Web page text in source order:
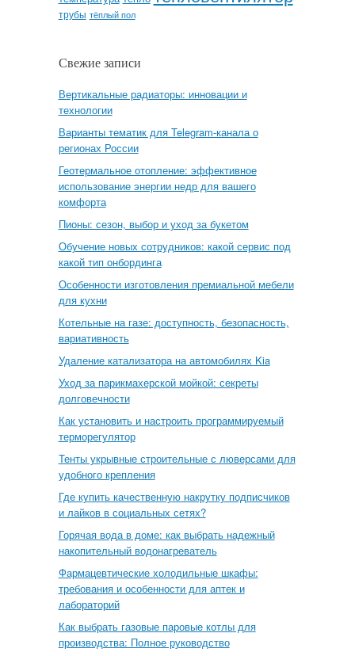
трубы тёплый пол
Свежие записи
Вертикальные радиаторы: инновации и
технологии
Варианты тематик для Telegram-канала о
регионах России
Геотермальное отопление: эффективное
использование энергии недр для вашего
комфорта
Пионы: сезон, выбор и уход за букетом
Обучение новых сотрудников: какой сервис под
какой тип онбординга
Особенности изготовления премиальной мебели
для кухни
Котельные на газе: доступность, безопасность,
вариативность
Удаление катализатора на автомобилях Kia
Уход за парикмахерской мойкой: секреты
долговечности
Как установить и настроить программируемый
терморегулятор
Тенты укрывные строительные с люверсами для
удобного крепления
Где купить качественную накрутку подписчиков
и лайков в социальных сетях?
Горячая вода в доме: как выбрать надежный
накопительный водонагреватель
Фармацевтические холодильные шкафы:
требования и особенности для аптек и
лабораторий
Как выбрать газовые паровые котлы для
производства: Полное руководство